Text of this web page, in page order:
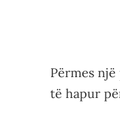
Përmes
të hapur